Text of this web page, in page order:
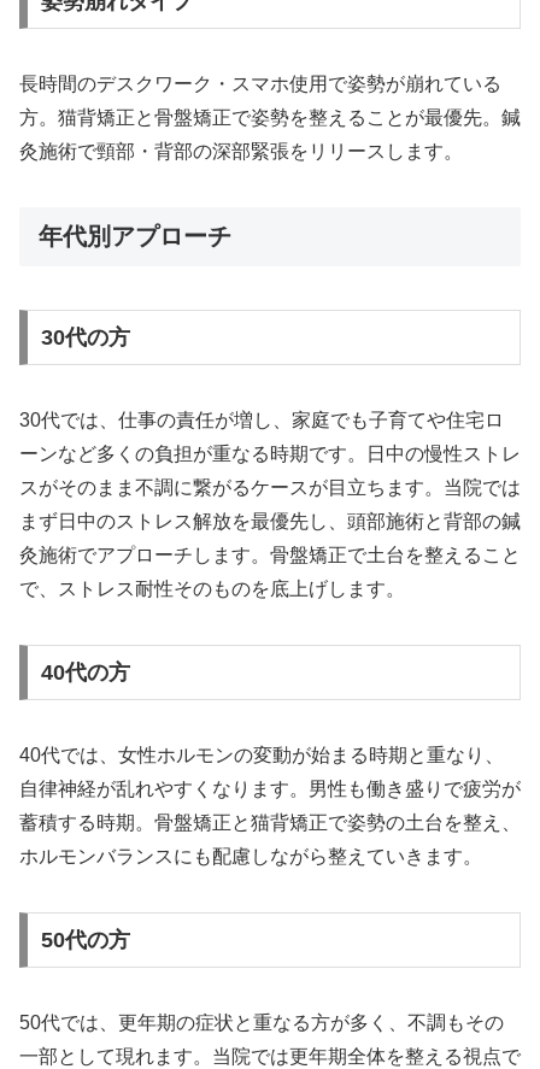
長時間のデスクワーク・スマホ使用で姿勢が崩れている
方。猫背矯正と骨盤矯正で姿勢を整えることが最優先。鍼
灸施術で頸部・背部の深部緊張をリリースします。
年代別アプローチ
30代の方
30代では、仕事の責任が増し、家庭でも子育てや住宅ロ
ーンなど多くの負担が重なる時期です。日中の慢性ストレ
スがそのまま不調に繋がるケースが目立ちます。当院では
まず日中のストレス解放を最優先し、頭部施術と背部の鍼
灸施術でアプローチします。骨盤矯正で土台を整えること
で、ストレス耐性そのものを底上げします。
40代の方
40代では、女性ホルモンの変動が始まる時期と重なり、
自律神経が乱れやすくなります。男性も働き盛りで疲労が
蓄積する時期。骨盤矯正と猫背矯正で姿勢の土台を整え、
ホルモンバランスにも配慮しながら整えていきます。
50代の方
50代では、更年期の症状と重なる方が多く、不調もその
一部として現れます。当院では更年期全体を整える視点で